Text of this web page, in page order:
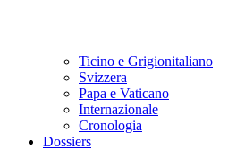
Ticino e Grigionitaliano
Svizzera
Papa e Vaticano
Internazionale
Cronologia
Dossiers